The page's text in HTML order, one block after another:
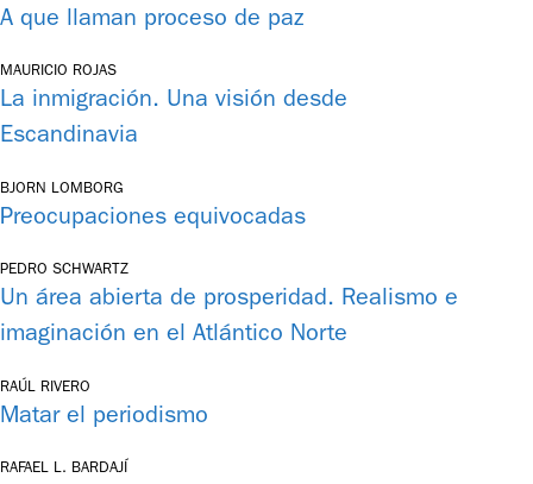
A que llaman proceso de paz
MAURICIO ROJAS
La inmigración. Una visión desde
Escandinavia
BJORN LOMBORG
Preocupaciones equivocadas
PEDRO SCHWARTZ
Un área abierta de prosperidad. Realismo e
imaginación en el Atlántico Norte
RAÚL RIVERO
Matar el periodismo
RAFAEL L. BARDAJÍ